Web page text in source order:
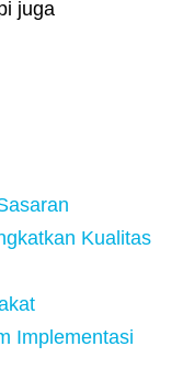
juga
Kualitas
Implementasi